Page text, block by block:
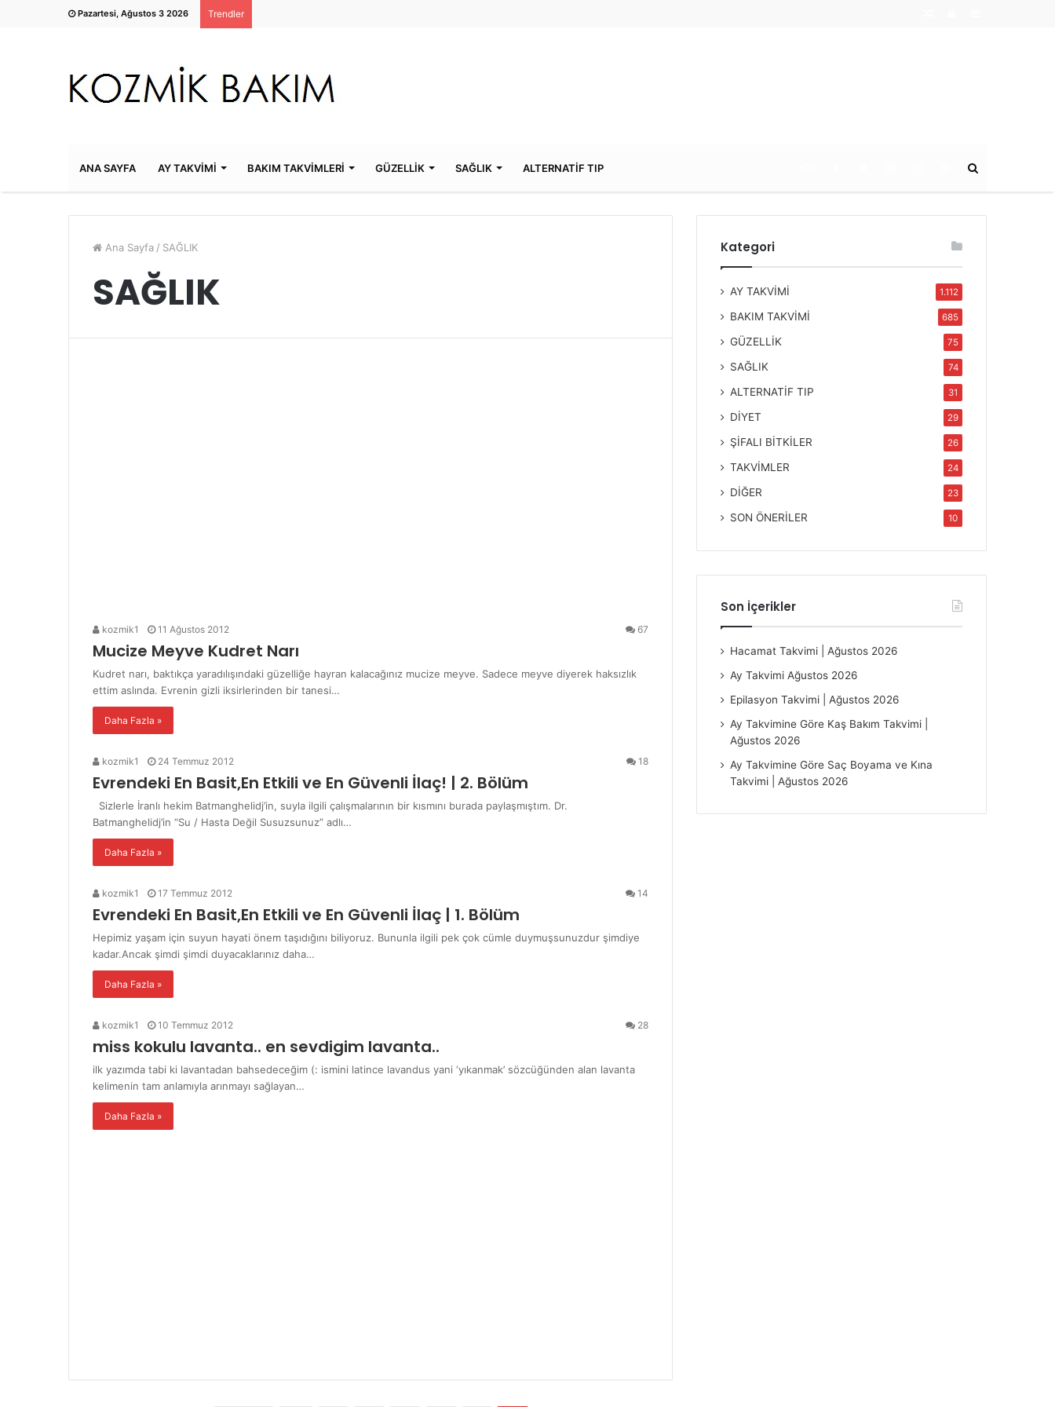
Pazartesi, Ağustos 3 2026 Trendler
ANA SAYFA AY TAKVİMİ BAKIM TAKVİMLERİ GÜZELLİK SAĞLIK ALTERNATİF TIP
Ana Sayfa / SAĞLIK
SAĞLIK
kozmik1 11 Ağustos 2012 67
Mucize Meyve Kudret Narı
Kudret narı, baktıkça yaradılışındaki güzelliğe hayran kalacağınız mucize meyve. Sadece meyve diyerek haksızlık
ettim aslında. Evrenin gizli iksirlerinden bir tanesi…
Daha Fazla »
kozmik1 24 Temmuz 2012 18
Evrendeki En Basit,En Etkili ve En Güvenli İlaç! | 2. Bölüm
Sizlerle İranlı hekim Batmanghelidj’in, suyla ilgili çalışmalarının bir kısmını burada paylaşmıştım. Dr.
Batmanghelidj’in “Su / Hasta Değil Susuzsunuz” adlı…
Daha Fazla »
kozmik1 17 Temmuz 2012 14
Evrendeki En Basit,En Etkili ve En Güvenli İlaç | 1. Bölüm
Hepimiz yaşam için suyun hayati önem taşıdığını biliyoruz. Bununla ilgili pek çok cümle duymuşsunuzdur şimdiye
kadar.Ancak şimdi şimdi duyacaklarınız daha…
Daha Fazla »
kozmik1 10 Temmuz 2012 28
miss kokulu lavanta.. en sevdigim lavanta..
ilk yazımda tabi ki lavantadan bahsedeceğim (: ismini latince lavandus yani ‘yıkanmak’ sözcüğünden alan lavanta
kelimenin tam anlamıyla arınmayı sağlayan…
Daha Fazla »
Kategori
AY TAKVİMİ 1.112
BAKIM TAKVİMİ 685
GÜZELLİK 75
SAĞLIK 74
ALTERNATİF TIP 31
DİYET 29
ŞİFALI BİTKİLER 26
TAKVİMLER 24
DİĞER 23
SON ÖNERİLER 10
Son İçerikler
Hacamat Takvimi | Ağustos 2026
Ay Takvimi Ağustos 2026
Epilasyon Takvimi | Ağustos 2026
Ay Takvimine Göre Kaş Bakım Takvimi |
Ağustos 2026
Ay Takvimine Göre Saç Boyama ve Kına
Takvimi | Ağustos 2026